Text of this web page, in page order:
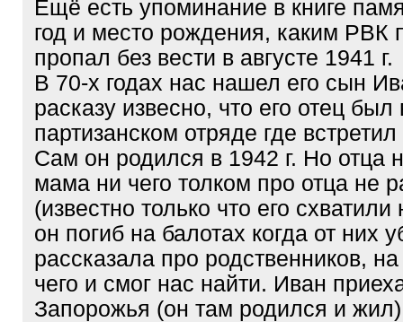
Ещё есть упоминание в книге
год и место рождения, каким РВК
пропал без вести в августе 1941 г.
В 70-х годах нас нашел его сын
расказу извесно, что его отец был
партизанском отряде где
Сам он родился в 1942 г. Но отца
мама ни чего толком про отца не
(известно только что его
он погиб на балотах когда от них
рассказала про родственников,
чего и смог нас найти. Иван
Запорожья (он там родился и